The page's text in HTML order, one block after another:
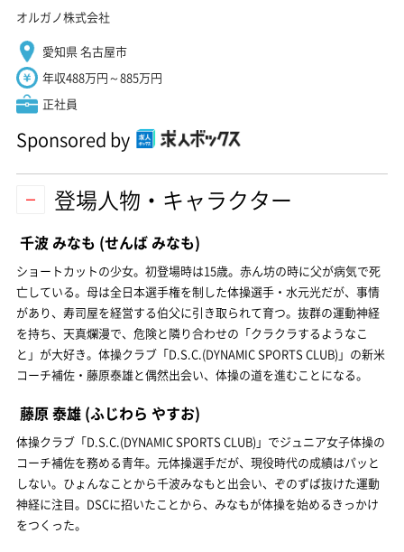
オルガノ株式会社
愛知県 名古屋市
年収488万円～885万円
正社員
Sponsored by
登場人物・キャラクター
千波 みなも (せんば みなも)
ショートカットの少女。初登場時は15歳。赤ん坊の時に父が病気で死
亡している。母は全日本選手権を制した体操選手・水元光だが、事情
があり、寿司屋を経営する伯父に引き取られて育つ。抜群の運動神経
を持ち、天真爛漫で、危険と隣り合わせの「クラクラするようなこ
と」が大好き。体操クラブ「D.S.C.(DYNAMIC SPORTS CLUB)」の新米
コーチ補佐・藤原泰雄と偶然出会い、体操の道を進むことになる。
藤原 泰雄 (ふじわら やすお)
体操クラブ「D.S.C.(DYNAMIC SPORTS CLUB)」でジュニア女子体操の
コーチ補佐を務める青年。元体操選手だが、現役時代の成績はパッと
しない。ひょんなことから千波みなもと出会い、ぞのずば抜けた運動
神経に注目。DSCに招いたことから、みなもが体操を始めるきっかけ
をつくった。